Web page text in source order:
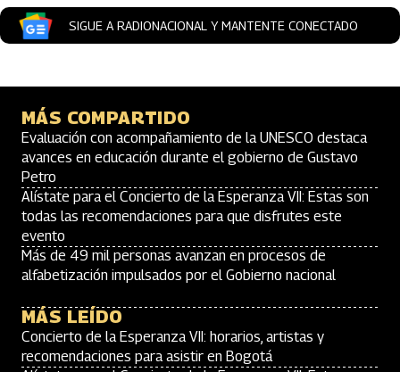
SIGUE A RADIONACIONAL Y MANTENTE CONECTADO
MÁS COMPARTIDO
Evaluación con acompañamiento de la UNESCO destaca
avances en educación durante el gobierno de Gustavo
Petro
Alístate para el Concierto de la Esperanza VII: Estas son
todas las recomendaciones para que disfrutes este
evento
Más de 49 mil personas avanzan en procesos de
alfabetización impulsados por el Gobierno nacional
MÁS LEÍDO
Concierto de la Esperanza VII: horarios, artistas y
recomendaciones para asistir en Bogotá